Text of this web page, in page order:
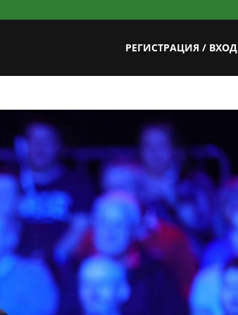
РЕГИСТРАЦИЯ / ВХОД